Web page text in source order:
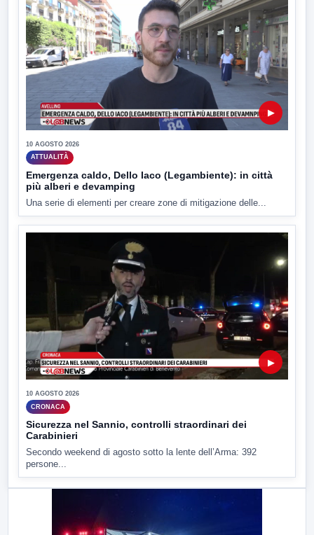
▶
10 AGOSTO 2026
ATTUALITÀ
Emergenza caldo, Dello Iaco (Legambiente): in città
più alberi e devamping
Una serie di elementi per creare zone di mitigazione delle...
▶
10 AGOSTO 2026
CRONACA
Sicurezza nel Sannio, controlli straordinari dei
Carabinieri
Secondo weekend di agosto sotto la lente dell’Arma: 392
persone...